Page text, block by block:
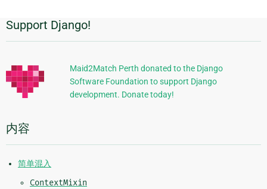
附
加
信
息
Support Django!
Maid2Match Perth donated to the Django
Software Foundation to support Django
development. Donate today!
内容
简单混入
ContextMixin